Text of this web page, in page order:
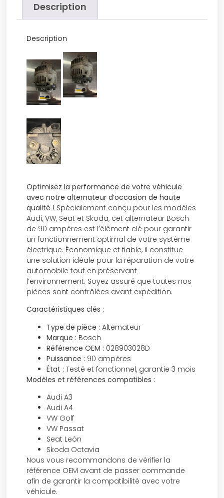
Description
Description
Optimisez la performance de votre véhicule
avec notre alternateur d’occasion de haute
qualité ! Spécialement conçu pour les modèles
Audi, VW, Seat et Skoda, cet alternateur Bosch
de 90 ampères est l’élément clé pour garantir
un fonctionnement optimal de votre système
électrique. Économique et fiable, il constitue
une solution idéale pour la réparation de votre
automobile tout en préservant
l’environnement. Soyez assuré que toutes nos
pièces sont contrôlées avant expédition.
Caractéristiques clés :
Type de pièce : Alternateur
Marque : Bosch
Référence OEM : 028903028D
Puissance : 90 ampères
État : Testé et fonctionnel, garantie 3 mois
Modèles et références compatibles :
Audi A3
Audi A4
VW Golf
VW Passat
Seat León
Skoda Octavia
Nous vous recommandons de vérifier la
référence OEM avant de passer commande
afin de garantir la compatibilité avec votre
véhicule.